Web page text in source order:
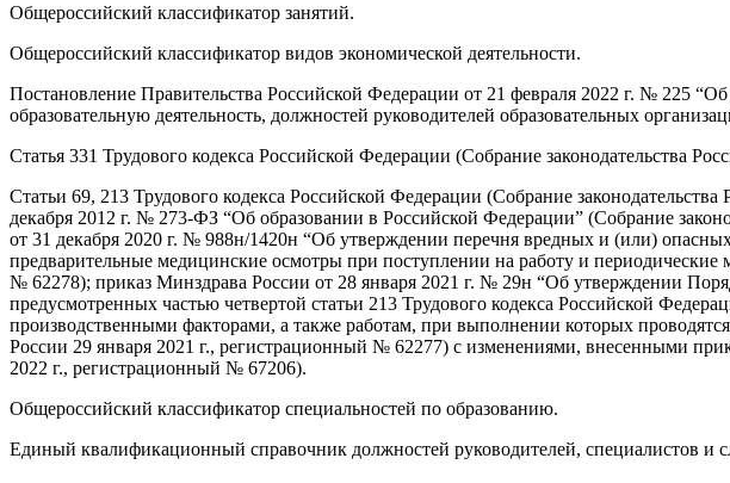
Общероссийский классификатор занятий.
Общероссийский классификатор видов экономической деятельности.
Постановление Правительства Российской Федерации от 21 февраля 2022 г. № 225
образовательную деятельность, должностей руководителей образовательных
Статья 331 Трудового кодекса Российской Федерации (Собрание законодательства
Статьи 69, 213 Трудового кодекса Российской Федерации (Собрание
декабря 2012 г. № 273-ФЗ “Об образовании в Российской Федерации” (Собрание
от 31 декабря 2020 г. № 988н/1420н “Об утверждении перечня вредных и (или)
предварительные медицинские осмотры при поступлении на работу и
№ 62278); приказ Минздрава России от 28 января 2021 г. № 29н “Об утверждении
предусмотренных частью четвертой статьи 213 Трудового кодекса Российской
производственными факторами, а также работам, при выполнении которых
России 29 января 2021 г., регистрационный № 62277) с изменениями, внесенными
2022 г., регистрационный № 67206).
Общероссийский классификатор специальностей по образованию.
Единый квалификационный справочник должностей руководителей, специалистов и